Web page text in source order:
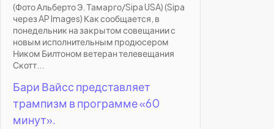
(Фото Альберто Э. Тамарго/Sipa USA) (Sipa
через AP Images) Как сообщается, в
понедельник на закрытом совещании с
новым исполнительным продюсером
Ником Билтоном ветеран телевещания
Скотт...
Бари Вайсс представляет
трампизм в программе «60
минут».